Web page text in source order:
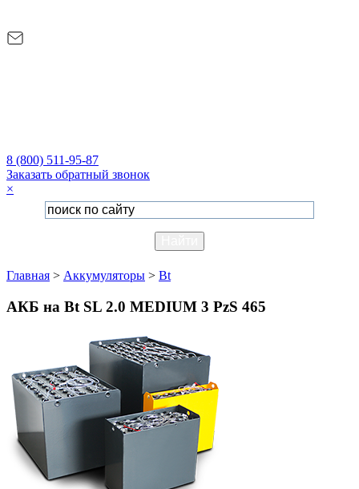
8 (800) 511-95-87
Заказать обратный звонок
×
Главная > Аккумуляторы > Bt
АКБ на Bt SL 2.0 MEDIUM 3 PzS 465